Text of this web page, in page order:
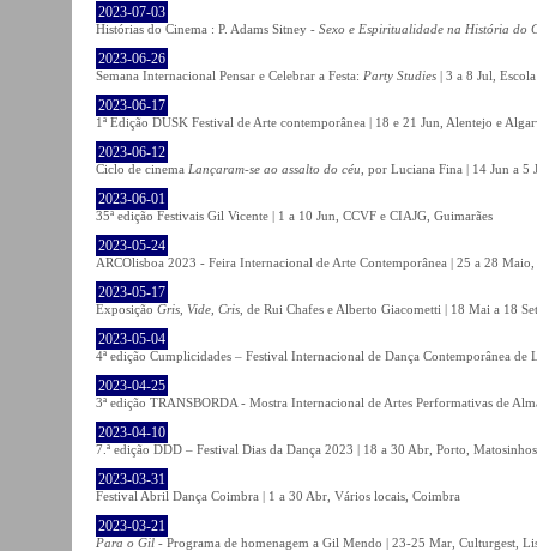
2023-07-03
Histórias do Cinema : P. Adams Sitney - Sexo e Espiritualidade na História do
2023-06-26
Semana Internacional Pensar e Celebrar a Festa: Party Studies | 3 a 8 Jul,
2023-06-17
1ª Edição DUSK Festival de Arte contemporânea | 18 e 21 Jun, Alentejo e
2023-06-12
Ciclo de cinema Lançaram-se ao assalto do céu , por Luciana Fina | 14 Jun a 5
2023-06-01
35ª edição Festivais Gil Vicente | 1 a 10 Jun, CCVF e CIAJG, Guimarães
2023-05-24
ARCOlisboa 2023 - Feira Internacional de Arte Contemporânea | 25 a 28
2023-05-17
Exposição Gris, Vide, Cris , de Rui Chafes e Alberto Giacometti | 18 Mai a 18
2023-05-04
4ª edição Cumplicidades – Festival Internacional de Dança Contemporânea
2023-04-25
3ª edição TRANSBORDA - Mostra Internacional de Artes Performativas de
2023-04-10
7.ª edição DDD – Festival Dias da Dança 2023 | 18 a 30 Abr, Porto,
2023-03-31
Festival Abril Dança Coimbra | 1 a 30 Abr, Vários locais, Coimbra
2023-03-21
Para o Gil - Programa de homenagem a Gil Mendo | 23-25 Mar, Culturgest,